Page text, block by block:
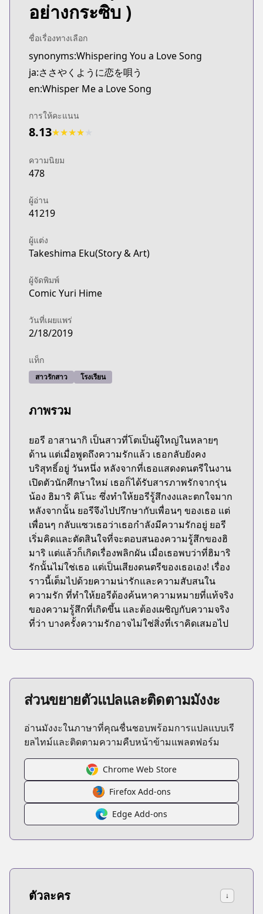
อย่างกระซิบ )
ชื่อเรื่องทางเลือก
synonyms:Whispering You a Love Song
ja:ささやくように恋を唄う
en:Whisper Me a Love Song
การให้คะแนน
8.13★★★★
ความนิยม
478
ผู้อ่าน
41219
ผู้แต่ง
Takeshima Eku(Story & Art)
ผู้จัดพิมพ์
Comic Yuri Hime
วันที่เผยแพร่
2/18/2019
แท็ก
สาวรักสาว โรงเรียน
ภาพรวม
ยอรี อาสานากิ เป็นสาวที่โตเป็นผู้ใหญ่ในหลายๆ
ด้าน แต่เมื่อพูดถึงความรักแล้ว เธอกลับยังคง
บริสุทธิ์อยู่ วันหนึ่ง หลังจากที่เธอแสดงดนตรีในงาน
เปิดตัวนักศึกษาใหม่ เธอก็ได้รับสารภาพรักจากรุ่น
น้อง ฮิมาริ คิโนะ ซึ่งทำให้ยอรีรู้สึกงงและตกใจมาก
หลังจากนั้น ยอรีจึงไปปรึกษากับเพื่อนๆ ของเธอ แต่
เพื่อนๆ กลับแซวเธอว่าเธอกำลังมีความรักอยู่ ยอรี
เริ่มคิดและตัดสินใจที่จะตอบสนองความรู้สึกของฮิ
มาริ แต่แล้วก็เกิดเรื่องพลิกผัน เมื่อเธอพบว่าที่ฮิมาริ
รักนั้นไม่ใช่เธอ แต่เป็นเสียงดนตรีของเธอเอง! เรื่อง
ราวนี้เต็มไปด้วยความน่ารักและความสับสนใน
ความรัก ที่ทำให้ยอรีต้องค้นหาความหมายที่แท้จริง
ของความรู้สึกที่เกิดขึ้น และต้องเผชิญกับความจริง
ที่ว่า บางครั้งความรักอาจไม่ใช่สิ่งที่เราคิดเสมอไป
ส่วนขยายตัวแปลและติดตามมังงะ
อ่านมังงะในภาษาที่คุณชื่นชอบพร้อมการแปลแบบเรี
ยลไทม์และติดตามความคืบหน้าข้ามแพลตฟอร์ม
Chrome Web Store
Firefox Add-ons
Edge Add-ons
ตัวละคร ↓